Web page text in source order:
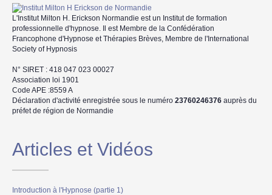
L'Institut Milton H. Erickson Normandie est un Institut de formation
professionnelle d'hypnose. Il est Membre de la Confédération
Francophone d'Hypnose et Thérapies Brèves, Membre de l'International
Society of Hypnosis
N° SIRET : 418 047 023 00027
Association loi 1901
Code APE :8559 A
Déclaration d'activité enregistrée sous le numéro 23760246376 auprès du
préfet de région de Normandie
Articles et Vidéos
Introduction à l'Hypnose (partie 1)